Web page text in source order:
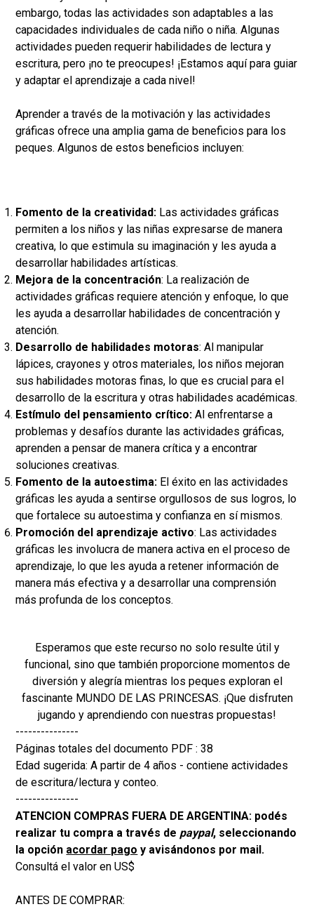
embargo, todas las actividades son adaptables a las
capacidades individuales de cada niño o niña. Algunas
actividades pueden requerir habilidades de lectura y
escritura, pero ¡no te preocupes! ¡Estamos aquí para guiar
y adaptar el aprendizaje a cada nivel!
Aprender a través de la motivación y las actividades
gráficas ofrece una amplia gama de beneficios para los
peques. Algunos de estos beneficios incluyen:
Fomento de la creatividad: Las actividades gráficas
permiten a los niños y las niñas expresarse de manera
creativa, lo que estimula su imaginación y les ayuda a
desarrollar habilidades artísticas.
Mejora de la concentración: La realización de
actividades gráficas requiere atención y enfoque, lo que
les ayuda a desarrollar habilidades de concentración y
atención.
Desarrollo de habilidades motoras: Al manipular
lápices, crayones y otros materiales, los niños mejoran
sus habilidades motoras finas, lo que es crucial para el
desarrollo de la escritura y otras habilidades académicas.
Estímulo del pensamiento crítico: Al enfrentarse a
problemas y desafíos durante las actividades gráficas,
aprenden a pensar de manera crítica y a encontrar
soluciones creativas.
Fomento de la autoestima: El éxito en las actividades
gráficas les ayuda a sentirse orgullosos de sus logros, lo
que fortalece su autoestima y confianza en sí mismos.
Promoción del aprendizaje activo: Las actividades
gráficas les involucra de manera activa en el proceso de
aprendizaje, lo que les ayuda a retener información de
manera más efectiva y a desarrollar una comprensión
más profunda de los conceptos.
Esperamos que este recurso no solo resulte útil y
funcional, sino que también proporcione momentos de
diversión y alegría mientras los peques exploran el
fascinante MUNDO DE LAS PRINCESAS. ¡Que disfruten
jugando y aprendiendo con nuestras propuestas!
---------------
Páginas totales del documento PDF : 38
Edad sugerida: A partir de 4 años - contiene actividades
de escritura/lectura y conteo.
---------------
ATENCION COMPRAS FUERA DE ARGENTINA: podés
realizar tu compra a través de paypal, seleccionando
la opción acordar pago y avisándonos por mail.
Consultá el valor en US$
ANTES DE COMPRAR: